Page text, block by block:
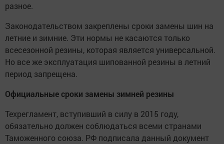
разное.
Законодательством закреплены сроки замены шин на
летние и зимние. Эти нормы не касаются только
всесезонной резины, которая является универсальной.
Но все же эксплуатация шипованной резины в летний
период запрещена.
Официальные сроки замены зимней резины
Техрегламент, вступивший в силу в 2015 году,
обязательно должен соблюдаться всеми странами
Таможенного союза. РФ подписала данный документ